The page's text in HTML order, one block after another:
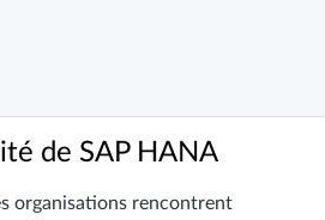
de SAP HANA
organisations rencontrent